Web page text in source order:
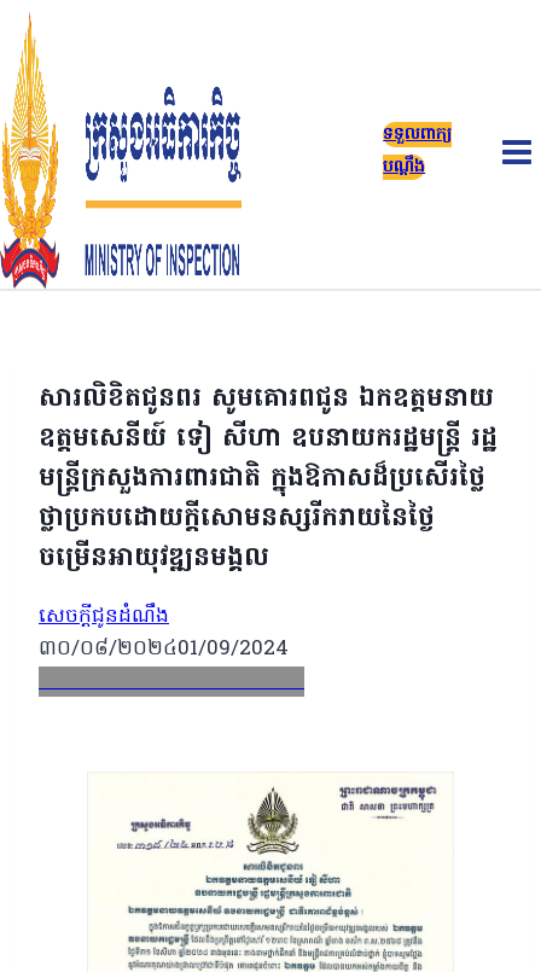
Skip
to
content
ទទួលពាក្យ
បណ្តឹង
សារលិខិតជូនពរ សូមគោរពជូន ឯកឧត្តមនាយ
ឧត្តមសេនីយ៍ ទៀ សីហា ឧបនាយករដ្ឋមន្ត្រី រដ្ឋ
មន្ត្រីក្រសួងការពារជាតិ ក្នុងឱកាសដ៏ប្រសើរថ្លៃ
ថ្លាប្រកបដោយក្តីសោមនស្សរីករាយនៃថ្ងៃ
ចម្រើនអាយុវឌ្ឍនមង្គល
សេចក្តីជូនដំណឹង
៣០/០៨/២០២៤01/09/2024
FacebookXEmailLinkedIn